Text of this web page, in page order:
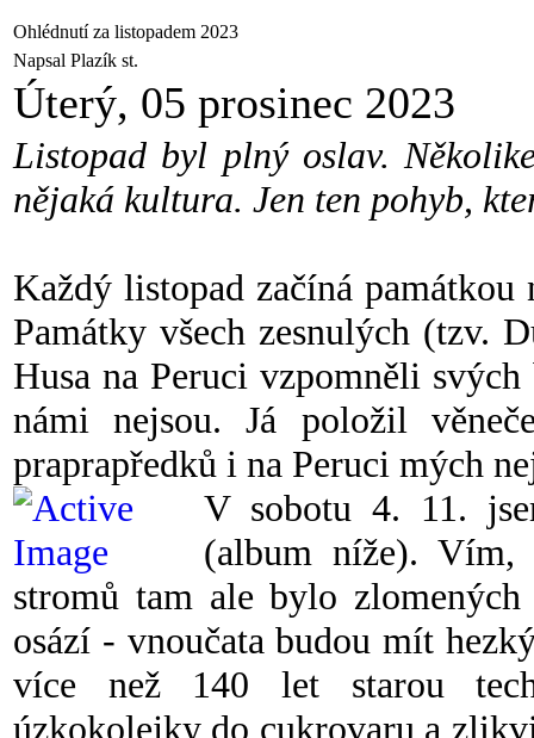
Ohlédnutí za listopadem 2023
Napsal Plazík st.
Úterý, 05 prosinec 2023
Listopad byl plný oslav.
nějaká kultura. Jen ten pohyb,
Každý listopad začíná památkou
Památky všech zesnulých (tzv.
Husa na Peruci vzpomněli
námi nejsou. Já položil
praprapředků i na Peruci mých
V sobotu 4. 11.
(album níže). Vím,
stromů tam ale bylo
osází - vnoučata budou mít
více než 140 let starou
úzkokolejky do cukrovaru a